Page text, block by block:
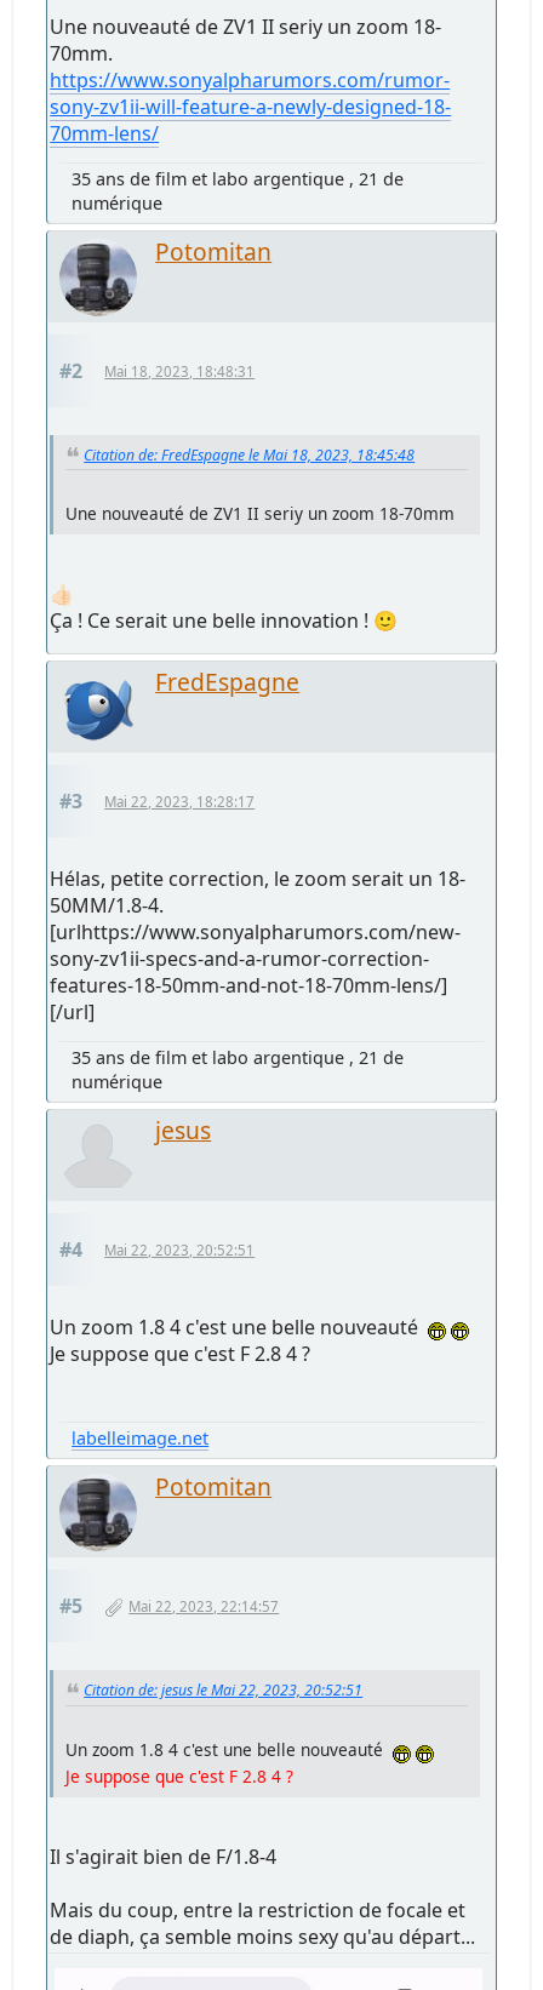
Une nouveauté de ZV1 II seriy un zoom 18-
70mm.
https://www.sonyalpharumors.com/rumor-
sony-zv1ii-will-feature-a-newly-designed-18-
70mm-lens/
35 ans de film et labo argentique , 21 de
numérique
Potomitan
#2 Mai 18, 2023, 18:48:31
Citation de: FredEspagne le Mai 18, 2023, 18:45:48
Une nouveauté de ZV1 II seriy un zoom 18-70mm
👍🏻
Ça ! Ce serait une belle innovation ! 🙂
FredEspagne
#3 Mai 22, 2023, 18:28:17
Hélas, petite correction, le zoom serait un 18-
50MM/1.8-4.
[urlhttps://www.sonyalpharumors.com/new-
sony-zv1ii-specs-and-a-rumor-correction-
features-18-50mm-and-not-18-70mm-lens/]
[/url]
35 ans de film et labo argentique , 21 de
numérique
jesus
#4 Mai 22, 2023, 20:52:51
Un zoom 1.8 4 c'est une belle nouveauté
Je suppose que c'est F 2.8 4 ?
labelleimage.net
Potomitan
#5 Mai 22, 2023, 22:14:57
Citation de: jesus le Mai 22, 2023, 20:52:51
Un zoom 1.8 4 c'est une belle nouveauté
Je suppose que c'est F 2.8 4 ?
Il s'agirait bien de F/1.8-4
Mais du coup, entre la restriction de focale et
de diaph, ça semble moins sexy qu'au départ...